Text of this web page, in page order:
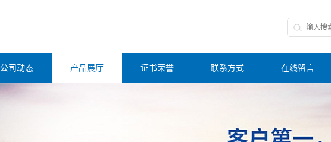
公司动态 产品展厅 证书荣誉 联系方式 在线留言